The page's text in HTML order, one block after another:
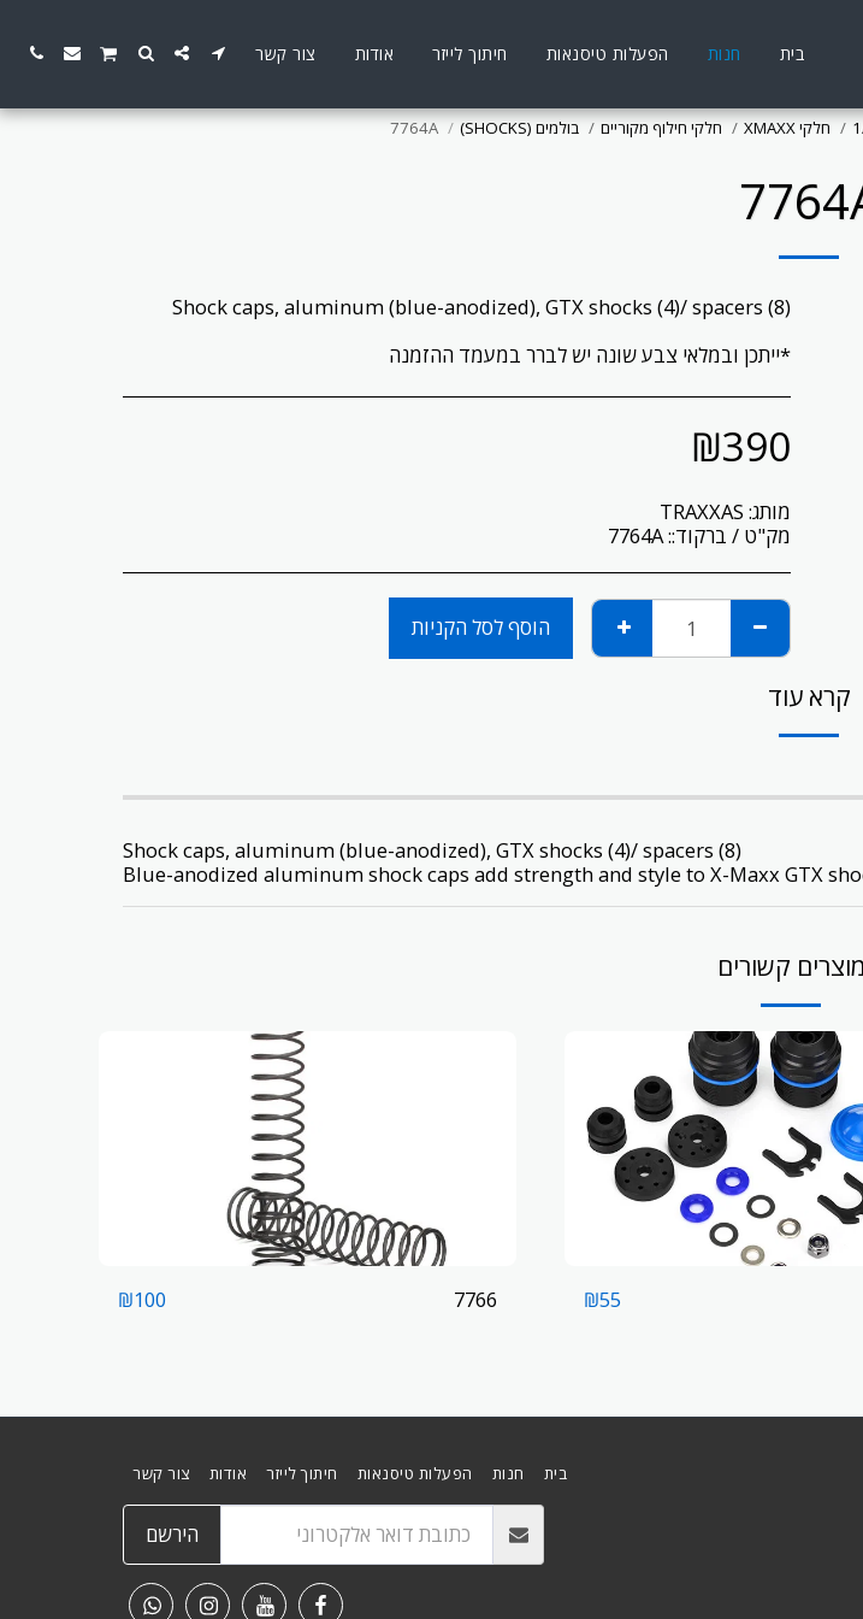
בית חנות הפעלות טיסנאות חיתוך לייזר אודות צור קשר
חלקי XMAXX חלקי חילוף מקוריים בולמים (SHOCKS) 7764A
*ייתכן ובמלאי צבע שונה יש לברר במעמד ההזמנה
₪390
מותג: TRAXXAS
מק"ט / ברקוד::7764A
הוסף לסל הקניות
קרא עוד
Shock caps, aluminum (blue-anodized), GTX shocks (4)/ spacers (8)
Blue-anodized aluminum shock caps add strength and style to X-Maxx GTX
מוצרים קשורים
₪55
7766
₪100
בית חנות הפעלות טיסנאות חיתוך לייזר אודות צור קשר
הירשם